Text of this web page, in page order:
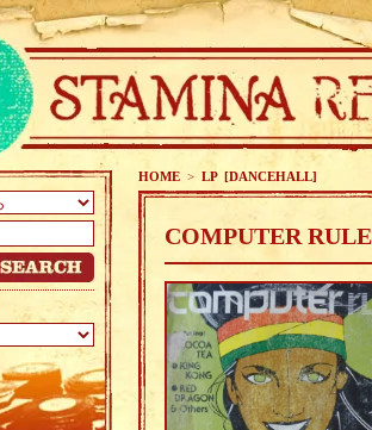
HOME > LP [DANCEHALL]
COMPUTER